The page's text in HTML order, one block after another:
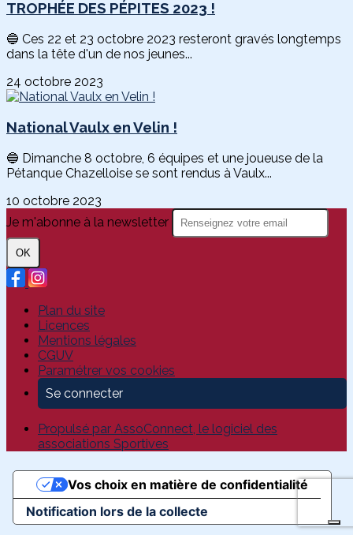
TROPHÉE DES PÉPITES 2023 !
🔵 Ces 22 et 23 octobre 2023 resteront gravés longtemps
dans la tête d'un de nos jeunes...
24 octobre 2023
National Vaulx en Velin !
🔵 Dimanche 8 octobre, 6 équipes et une joueuse de la
Pétanque Chazelloise se sont rendus à Vaulx...
10 octobre 2023
Je m'abonne à la newsletter
OK
Plan du site
Licences
Mentions légales
CGUV
Paramétrer vos cookies
Se connecter
Propulsé par AssoConnect, le logiciel des
associations Sportives
Notification lors de la collecte
Vos choix en matière de confidentialité